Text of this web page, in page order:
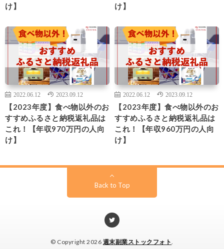
け】
け】
2022.06.12 2023.09.12
【2023年度】食べ物以外のお
すすめふるさと納税返礼品は
これ！【年収970万円の人向
け】
2022.06.12 2023.09.12
【2023年度】食べ物以外のお
すすめふるさと納税返礼品は
これ！【年収960万円の人向
け】
Back to Top
© Copyright 2026 週末副業ストックフォト.